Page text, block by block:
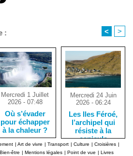
: < >
Mercredi 1 Juillet
2026 - 07:48
Où s’évader
pour échapper
à la chaleur ?
Mercredi 24 Juin
2026 - 06:24
Les Iles Féroé,
l’archipel qui
résiste à la
canicule
| Art de vivre | Transport | Culture | Croisières |
Bien-être | Mentions légales | Point de vue | Livres